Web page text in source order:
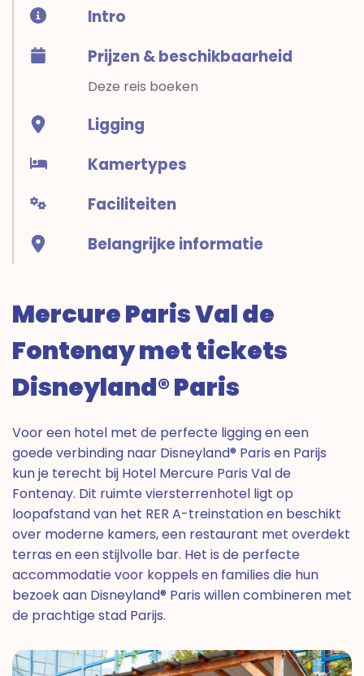
Intro
Prijzen & beschikbaarheid
Deze reis boeken
Ligging
Kamertypes
Faciliteiten
Belangrijke informatie
Mercure Paris Val de
Fontenay met tickets
Disneyland® Paris
Voor een hotel met de perfecte ligging en een
goede verbinding naar Disneyland® Paris en Parijs
kun je terecht bij Hotel Mercure Paris Val de
Fontenay. Dit ruimte viersterrenhotel ligt op
loopafstand van het RER A-treinstation en beschikt
over moderne kamers, een restaurant met overdekt
terras en een stijlvolle bar. Het is de perfecte
accommodatie voor koppels en families die hun
bezoek aan Disneyland® Paris willen combineren met
de prachtige stad Parijs.